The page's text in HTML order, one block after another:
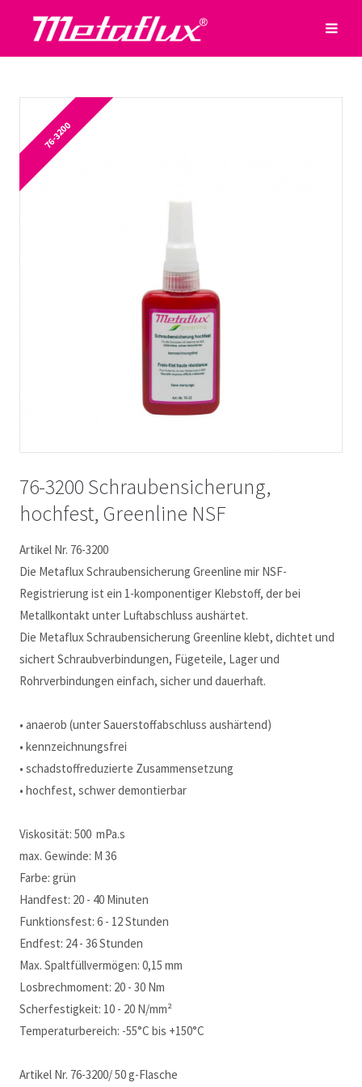
76-3200
76-3200 Schraubensicherung,
hochfest, Greenline NSF
Artikel Nr. 76-3200
Die Metaflux Schraubensicherung Greenline mir NSF-
Registrierung ist ein 1-komponentiger Klebstoff, der bei
Metallkontakt unter Luftabschluss aushärtet.
Die Metaflux Schraubensicherung Greenline klebt, dichtet und
sichert Schraubverbindungen, Fügeteile, Lager und
Rohrverbindungen einfach, sicher und dauerhaft.
• anaerob (unter Sauerstoffabschluss aushärtend)
• kennzeichnungsfrei
• schadstoffreduzierte Zusammensetzung
• hochfest, schwer demontierbar
Viskosität: 500 mPa.s
max. Gewinde: M 36
Farbe: grün
Handfest: 20 - 40 Minuten
Funktionsfest: 6 - 12 Stunden
Endfest: 24 - 36 Stunden
Max. Spaltfüllvermögen: 0,15 mm
Losbrechmoment: 20 - 30 Nm
Scherfestigkeit: 10 - 20 N/mm²
Temperaturbereich: -55°C bis +150°C
Artikel Nr. 76-3200/ 50 g-Flasche